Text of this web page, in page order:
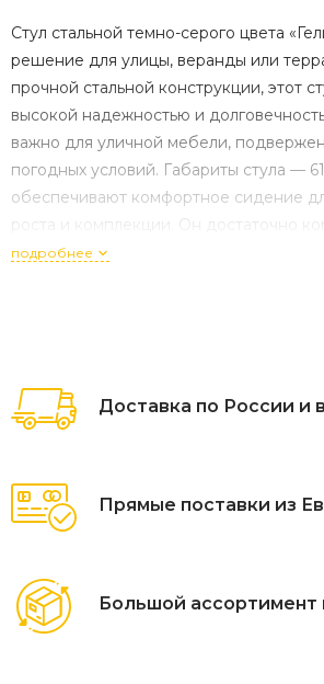
Стул стальной темно-серого цвета
решение для улицы, веранды или
прочной стальной конструкции, этот
высокой надежностью и
важно для уличной мебели,
погодных условий. Габариты стула —
обеспечивают комфортное сидение
роста и комплекции. Он достаточно
занимать много места, но при этом
подробнее
Доставка по России и
Прямые поставки из
Большой ассортимент